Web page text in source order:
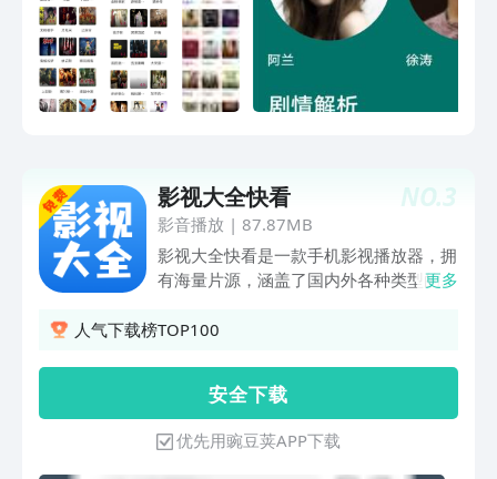
NO.3
影视大全快看
影音播放 | 87.87MB
影视大全快看是一款手机影视播放器，拥
有海量片源，涵盖了国内外各种类型的电
片、经典老片，还是冷门佳片，这里都能
国外的影视作品，都能在这里找到。此
外，快看影视大全还提供了多种会员服
务，让您以低于其他平台的价格享受更多
更多
人气下载榜TOP100
安 全 下 载
优先用豌豆荚APP下载